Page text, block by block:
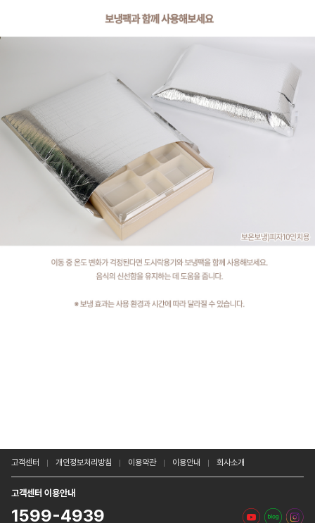
고객센터 개인정보처리방침 이용약관 이용안내 회사소개
고객센터 이용안내
1599-4939